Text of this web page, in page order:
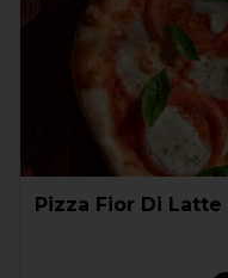
Pizza Fior Di Latte